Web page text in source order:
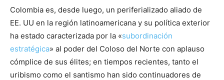
Colombia es, desde luego, un periferializado aliado de
EE. UU en la región latinoamericana y su política exterior
ha estado caracterizada por la «subordinación
estratégica» al poder del Coloso del Norte con aplauso
cómplice de sus élites; en tiempos recientes, tanto el
uribismo como el santismo han sido continuadores de